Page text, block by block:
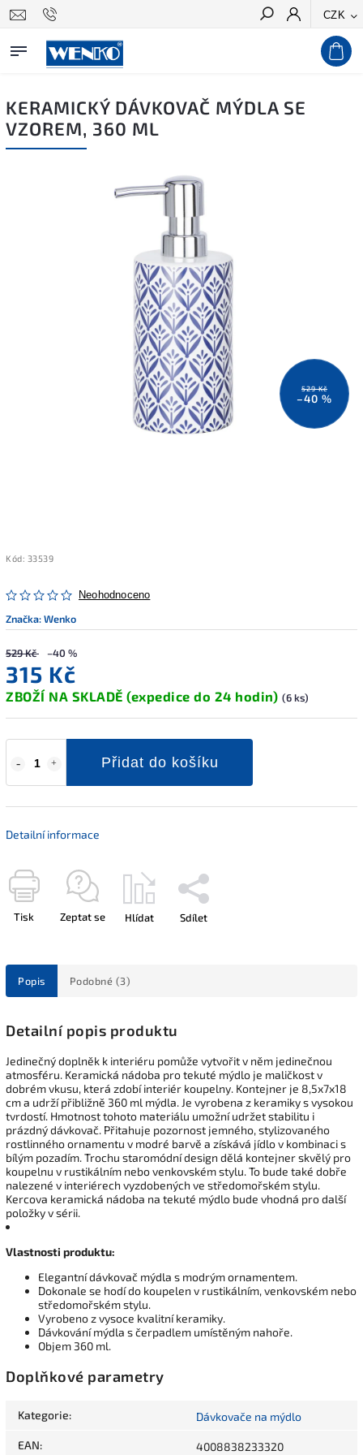
CZK
Hledat
KERAMICKÝ DÁVKOVAČ MÝDLA SE
VZOREM, 360 ML
529 Kč
–40 %
Kód: 33539
Neohodnoceno
Značka:Wenko
529 Kč –40 %
315 Kč
ZBOŽÍ NA SKLADĚ (expedice do 24 hodin) (6 ks)
Přidat do košíku
Detailní informace
Tisk Zeptat se Hlídat Sdílet
Popis Podobné (3)
Detailní popis produktu
Jedinečný doplněk k interiéru pomůže vytvořit v něm jedinečnou
atmosféru. Keramická nádoba pro tekuté mýdlo je maličkost v
dobrém vkusu, která zdobí interiér koupelny. Kontejner je 8,5x7x18
cm a udrží přibližně 360 ml mýdla. Je vyrobena z keramiky s vysokou
tvrdostí. Hmotnost tohoto materiálu umožní udržet stabilitu i
prázdný dávkovač. Přitahuje pozornost jemného, stylizovaného
rostlinného ornamentu v modré barvě a získává jídlo v kombinaci s
bílým pozadím. Trochu staromódní design dělá kontejner skvělý pro
koupelnu v rustikálním nebo venkovském stylu. To bude také dobře
nalezené v interiérech vyzdobených ve středomořském stylu.
Kercova keramická nádoba na tekuté mýdlo bude vhodná pro další
položky v sérii.
Vlastnosti produktu:
Elegantní dávkovač mýdla s modrým ornamentem.
Dokonale se hodí do koupelen v rustikálním, venkovském nebo
středomořském stylu.
Vyrobeno z vysoce kvalitní keramiky.
Dávkování mýdla s čerpadlem umístěným nahoře.
Objem 360 ml.
Doplňkové parametry
Kategorie: Dávkovače na mýdlo
EAN: 4008838233320